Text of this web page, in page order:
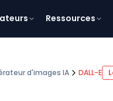
Ressources
d'images IA DALL-E